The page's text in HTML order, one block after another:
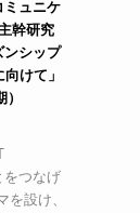
ミュニケ
幹研究
ンシップ
けて」
をつなげ
を設け、